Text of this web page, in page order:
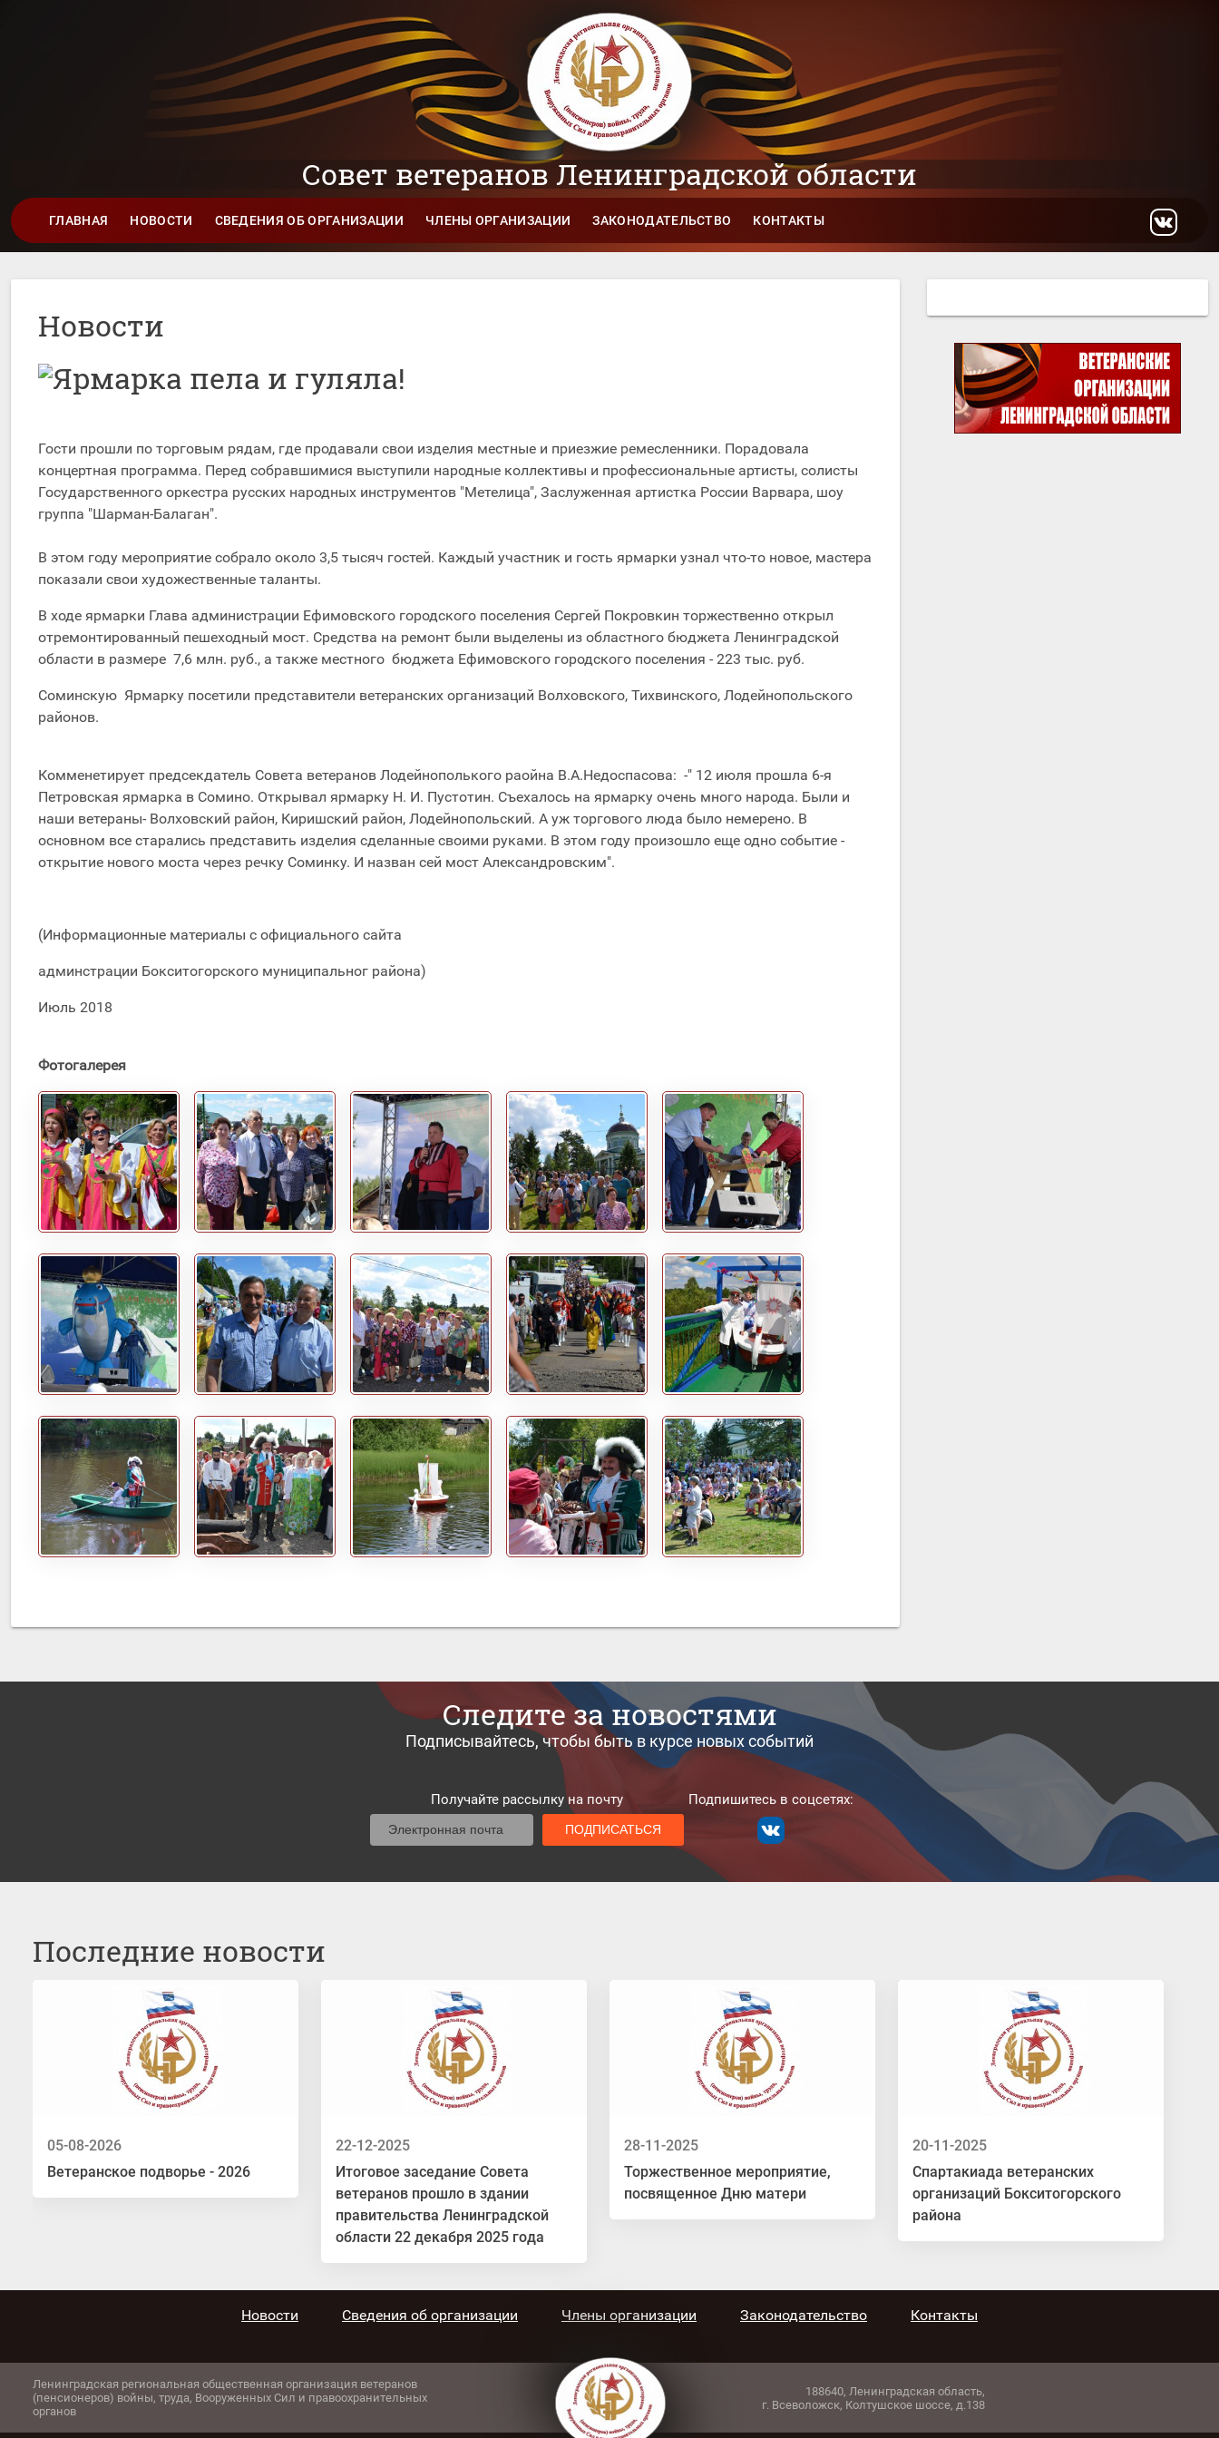
Совет ветеранов Ленинградской области
ГЛАВНАЯ НОВОСТИ СВЕДЕНИЯ ОБ ОРГАНИЗАЦИИ ЧЛЕНЫ ОРГАНИЗАЦИИ ЗАКОНОДАТЕЛЬСТВО КОНТАКТЫ
Новости
Гости прошли по торговым рядам, где продавали свои изделия местные и приезжие ремесленники. Порадовала
концертная программа. Перед собравшимися выступили народные коллективы и профессиональные артисты, солисты
Государственного оркестра русских народных инструментов "Метелица", Заслуженная артистка России Варвара, шоу
группа "Шарман-Балаган".
В этом году мероприятие собрало около 3,5 тысяч гостей. Каждый участник и гость ярмарки узнал что-то новое, мастера
показали свои художественные таланты.
В ходе ярмарки Глава администрации Ефимовского городского поселения Сергей Покровкин торжественно открыл
отремонтированный пешеходный мост. Средства на ремонт были выделены из областного бюджета Ленинградской
области в размере 7,6 млн. руб., а также местного бюджета Ефимовского городского поселения - 223 тыс. руб.
Соминскую Ярмарку посетили представители ветеранских организаций Волховского, Тихвинского, Лодейнопольского
районов.
Комменетирует предсекдатель Совета ветеранов Лодейнополького раойна В.А.Недоспасова: -" 12 июля прошла 6-я
Петровская ярмарка в Сомино. Открывал ярмарку Н. И. Пустотин. Съехалось на ярмарку очень много народа. Были и
наши ветераны- Волховский район, Киришский район, Лодейнопольский. А уж торгового люда было немерено. В
основном все старались представить изделия сделанные своими руками. В этом году произошло еще одно событие -
открытие нового моста через речку Соминку. И назван сей мост Александровским".
(Информационные материалы с официального сайта
админстрации Бокситогорского муниципальног района)
Июль 2018
Фотогалерея
Следите за новостями
Подписывайтесь, чтобы быть в курсе новых событий
Получайте рассылку на почту Подпишитесь в соцсетях:
Последние новости
05-08-2026
Ветеранское подворье - 2026
22-12-2025
Итоговое заседание Совета
ветеранов прошло в здании
правительства Ленинградской
области 22 декабря 2025 года
28-11-2025
Торжественное мероприятие,
посвященное Дню матери
20-11-2025
Спартакиада ветеранских
организаций Бокситогорского
района
Новости Сведения об организации Члены организации Законодательство Контакты
Ленинградская региональная общественная организация ветеранов
(пенсионеров) войны, труда, Вооруженных Сил и правоохранительных
органов
188640, Ленинградская область,
г. Всеволожск, Колтушское шоссе, д.138